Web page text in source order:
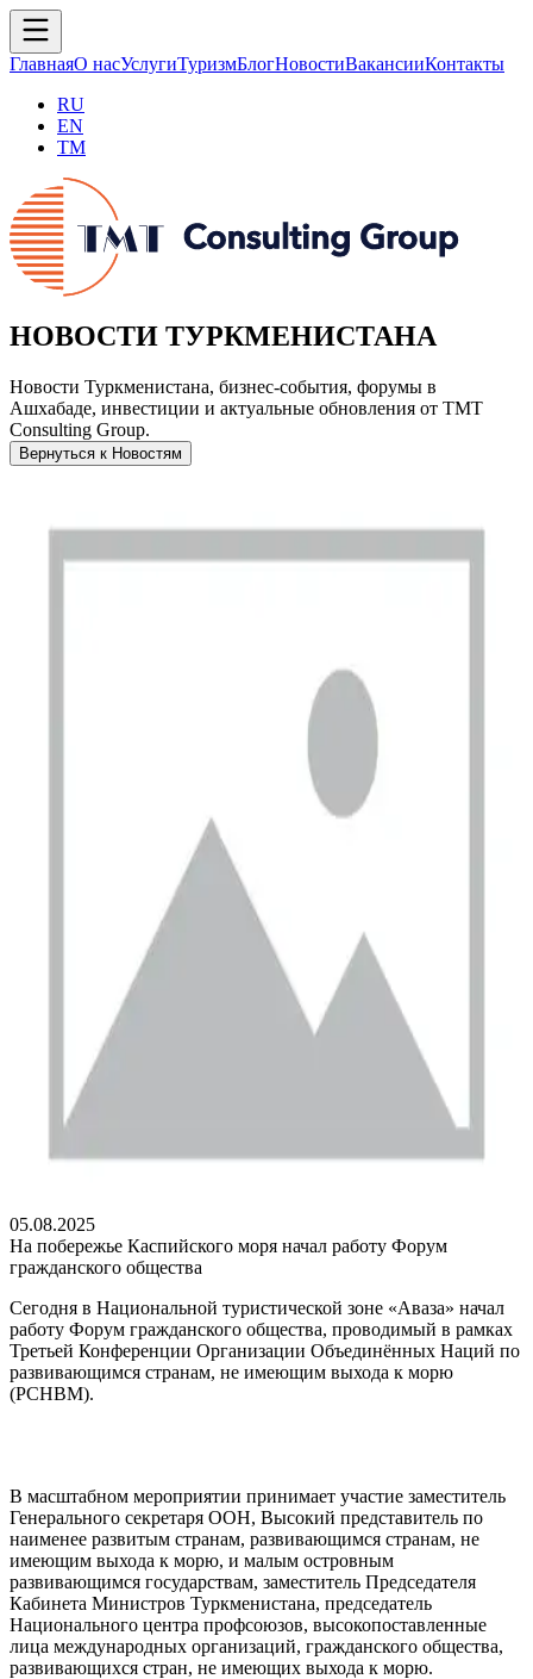
ГлавнаяО насУслугиТуризмБлогНовостиВакансииКонтакты
RU
EN
TM
НОВОСТИ ТУРКМЕНИСТАНА
Новости Туркменистана, бизнес-события, форумы в
Ашхабаде, инвестиции и актуальные обновления от TMT
Consulting Group.
Вернуться к Новостям
05.08.2025
На побережье Каспийского моря начал работу Форум
гражданского общества
Сегодня в Национальной туристической зоне «Аваза» начал
работу Форум гражданского общества, проводимый в рамках
Третьей Конференции Организации Объединённых Наций по
развивающимся странам, не имеющим выхода к морю
(РСНВМ).
В масштабном мероприятии принимает участие заместитель
Генерального секретаря ООН, Высокий представитель по
наименее развитым странам, развивающимся странам, не
имеющим выхода к морю, и малым островным
развивающимся государствам, заместитель Председателя
Кабинета Министров Туркменистана, председатель
Национального центра профсоюзов, высокопоставленные
лица международных организаций, гражданского общества,
развивающихся стран, не имеющих выхода к морю.